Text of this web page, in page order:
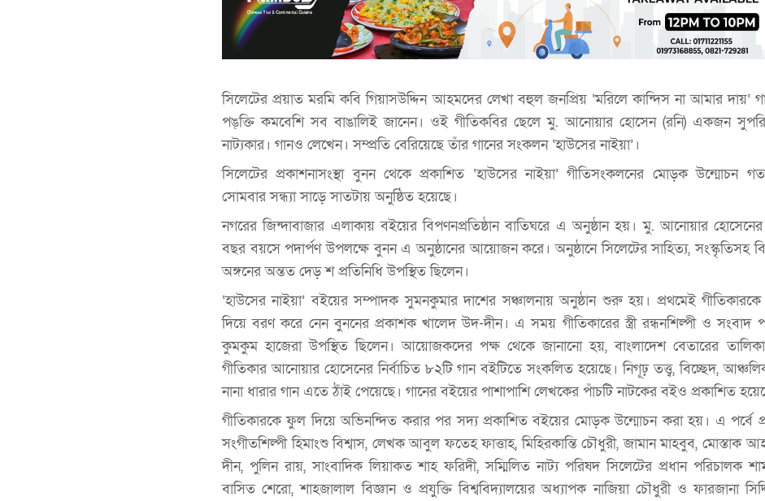
সিলেটের প্রয়াত মরমি কবি গিয়াসউদ্দিন আহমদের লেখা বহুল জনপ্রিয় ‘মরিলে কান্দিস না আমার দায়’
পঙ্‌ক্তি কমবেশি সব বাঙালিই জানেন। ওই গীতিকবির ছেলে মু. আনোয়ার হোসেন (রনি) একজন
নাট্যকার। গানও লেখেন। সম্প্রতি বেরিয়েছে তাঁর গানের সংকলন ‘হাউসের নাইয়া’।
সিলেটের প্রকাশনাসংস্থা বুনন থেকে প্রকাশিত ‘হাউসের নাইয়া’ গীতিসংকলনের মোড়ক উন্মোচন
সোমবার সন্ধ্যা সাড়ে সাতটায় অনুষ্ঠিত হয়েছে।
নগরের জিন্দাবাজার এলাকায় বইয়ের বিপণনপ্রতিষ্ঠান বাতিঘরে এ অনুষ্ঠান হয়। মু. আনোয়ার
বছর বয়সে পদার্পণ উপলক্ষে বুনন এ অনুষ্ঠানের আয়োজন করে। অনুষ্ঠানে সিলেটের সাহিত্য, সংস্কৃতিসহ
অঙ্গনের অন্তত দেড় শ প্রতিনিধি উপস্থিত ছিলেন।
‘হাউসের নাইয়া’ বইয়ের সম্পাদক সুমনকুমার দাশের সঞ্চালনায় অনুষ্ঠান শুরু হয়। প্রথমেই
দিয়ে বরণ করে নেন বুননের প্রকাশক খালেদ উদ-দীন। এ সময় গীতিকারের স্ত্রী রন্ধনশিল্পী ও সংবাদ
কুমকুম হাজেরা উপস্থিত ছিলেন। আয়োজকদের পক্ষ থেকে জানানো হয়, বাংলাদেশ বেতারের
গীতিকার আনোয়ার হোসেনের নির্বাচিত ৮২টি গান বইটিতে সংকলিত হয়েছে। নিগূঢ় তত্ত্ব, বিচ্ছেদ,
নানা ধারার গান এতে ঠাঁই পেয়েছে। গানের বইয়ের পাশাপাশি লেখকের পাঁচটি নাটকের বইও প্রকাশিত
গীতিকারকে ফুল দিয়ে অভিনন্দিত করার পর সদ্য প্রকাশিত বইয়ের মোড়ক উন্মোচন করা হয়। এ পর্বে
সংগীতশিল্পী হিমাংশু বিশ্বাস, লেখক আবুল ফতেহ ফাত্তাহ, মিহিরকান্তি চৌধুরী, জামান মাহবুব, মোস্তাক
দীন, পুলিন রায়, সাংবাদিক লিয়াকত শাহ ফরিদী, সম্মিলিত নাট্য পরিষদ সিলেটের প্রধান পরিচালক
বাসিত শেরো, শাহজালাল বিজ্ঞান ও প্রযুক্তি বিশ্ববিদ্যালয়ের অধ্যাপক নাজিয়া চৌধুরী ও ফারজানা